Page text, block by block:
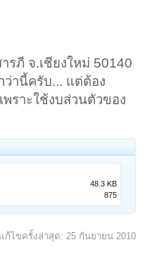
รภี จ.เชียงใหม่ 50140
ว่านี้ครับ... แต่ต้อง
ราะใช้งบส่วนตัวของ
48.3 KB
875
แก้ไขครั้งล่าสุด: 25 กันยายน 2010